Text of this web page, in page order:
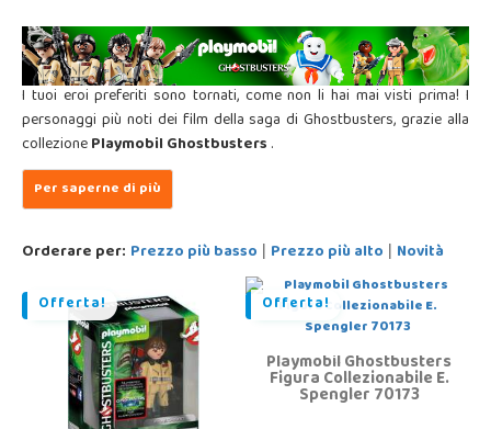
I tuoi eroi preferiti sono tornati, come non li hai mai visti prima! I
personaggi più noti dei film della saga di Ghostbusters, grazie alla
collezionePlaymobil Ghostbusters.
Orderare per: Prezzo più basso | Prezzo più alto | Novità
Offerta! Offerta!
Playmobil Ghostbusters
Figura Collezionabile E.
Spengler 70173